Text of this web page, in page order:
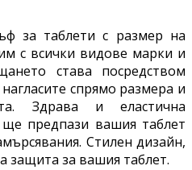
за таблети с размер на
с всички видове марки и
става посредством
спрямо размера и
Здрава и еластична
предпази вашия таблет
Стилен дизайн,
защита за вашия таблет.